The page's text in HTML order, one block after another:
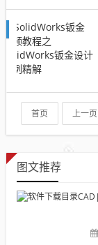
首页 上一页
图文推荐